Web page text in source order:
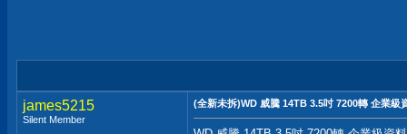
james5215
Silent Member
(全新未拆)WD 威騰 14TB 3.5吋 7200轉 企業級